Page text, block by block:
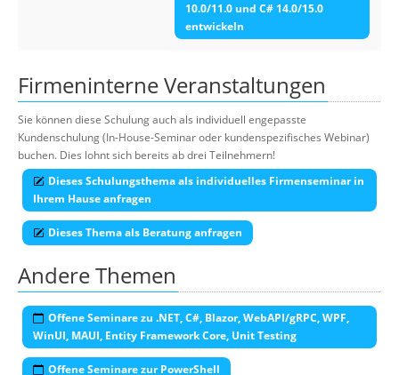
10.0/11.0 und C# 14.0/15.0
entwickeln
Firmeninterne Veranstaltungen
Sie können diese Schulung auch als individuell engepasste
Kundenschulung (In-House-Seminar oder kundenspezifisches Webinar)
buchen. Dies lohnt sich bereits ab drei Teilnehmern!
Dieses Schulungsthema als individuelles Firmenseminar in
Ihrem Hause anfragen
Dieses Thema als Beratung anfragen
Andere Themen
Offene Seminare zu .NET, C#, Blazor, WebAPI/gRPC, WPF,
WinUI, MAUI, Entity Framework Core, Unit Testing
Offene Seminare zur PowerShell